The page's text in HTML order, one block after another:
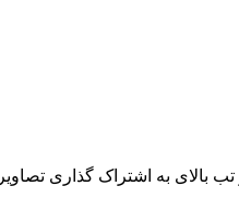
بالای به اشتراک گذاری